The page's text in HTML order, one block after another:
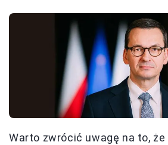
Warto zwrócić uwagę na to, że